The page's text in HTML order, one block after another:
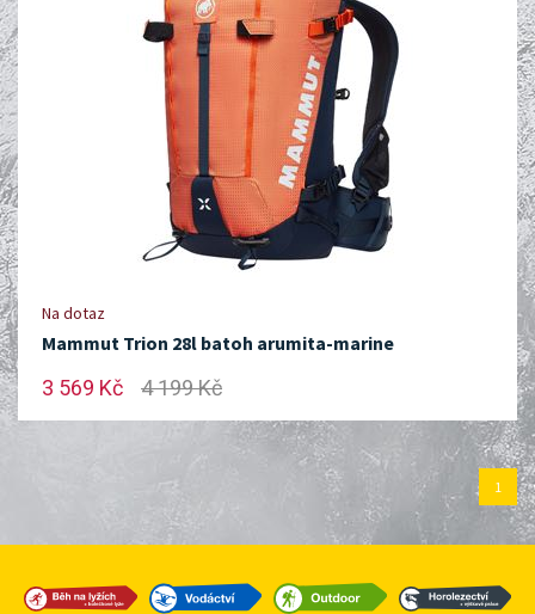
Na dotaz
Mammut Trion 28l batoh arumita-marine
3 569 Kč 4 199 Kč
1